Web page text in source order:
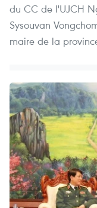
du CC de l'UJCH
Sysouvan
maire de la